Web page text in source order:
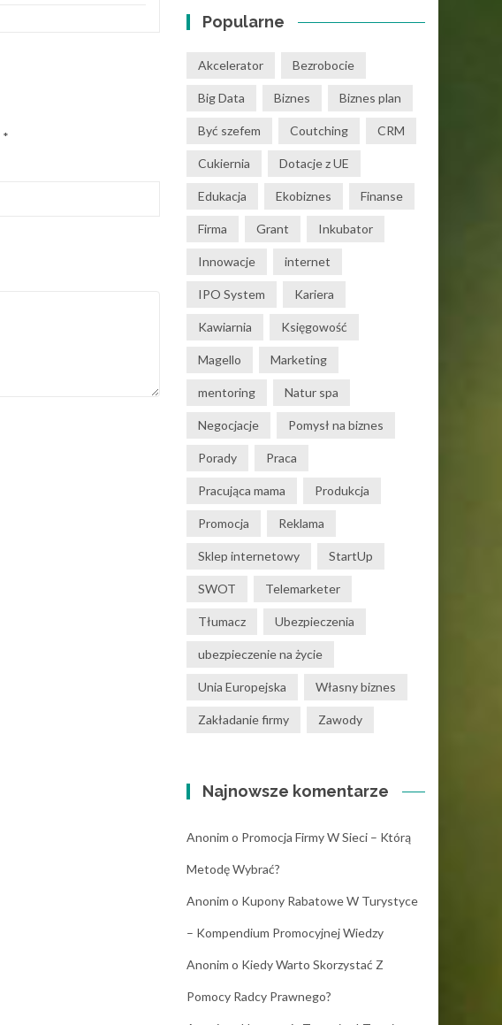
*
Popularne
Akcelerator Bezrobocie
Big Data Biznes Biznes plan
Być szefem Coutching CRM
Cukiernia Dotacje z UE
Edukacja Ekobiznes Finanse
Firma Grant Inkubator
Innowacje internet
IPO System Kariera
Kawiarnia Księgowość
Magello Marketing
mentoring Natur spa
Negocjacje Pomysł na biznes
Porady Praca
Pracująca mama Produkcja
Promocja Reklama
Sklep internetowy StartUp
SWOT Telemarketer
Tłumacz Ubezpieczenia
ubezpieczenie na życie
Unia Europejska Własny biznes
Zakładanie firmy Zawody
Najnowsze komentarze
Anonim o Promocja Firmy W Sieci – Którą
Metodę Wybrać?
Anonim o Kupony Rabatowe W Turystyce
– Kompendium Promocyjnej Wiedzy
Anonim o Kiedy Warto Skorzystać Z
Pomocy Radcy Prawnego?